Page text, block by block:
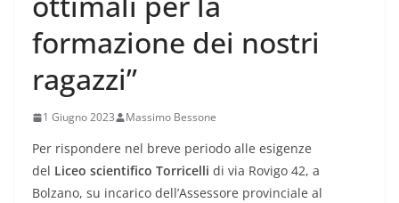
formazione dei nostri
ragazzi”
1 Giugno 2023 Massimo Bessone
Per rispondere nel breve periodo alle esigenze
del Liceo scientifico Torricelli di via Rovigo 42, a
Bolzano, su incarico dell’Assessore provinciale al